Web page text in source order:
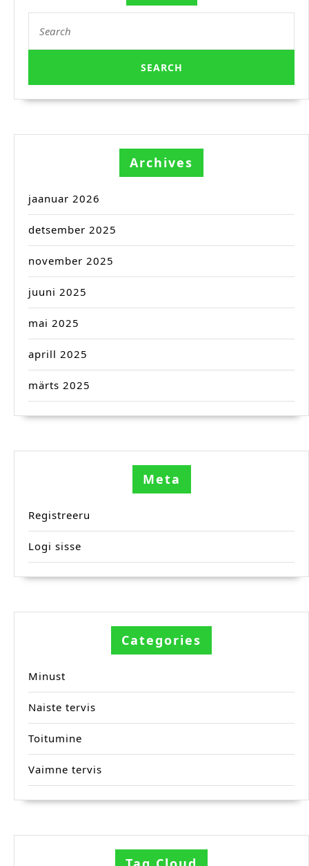
for:
Archives
jaanuar 2026
detsember 2025
november 2025
juuni 2025
mai 2025
aprill 2025
märts 2025
Meta
Registreeru
Logi sisse
Categories
Minust
Naiste tervis
Toitumine
Vaimne tervis